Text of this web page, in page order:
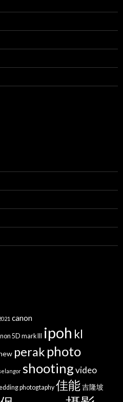
canon
5D mark III ipoh kl
perak photo
shootingvideo
photogtaphy 佳能吉隆坡